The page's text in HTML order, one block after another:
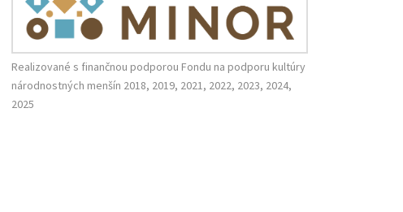
Realizované s finančnou podporou Fondu na podporu kultúry
národnostných menšín 2018, 2019, 2021, 2022, 2023, 2024,
2025